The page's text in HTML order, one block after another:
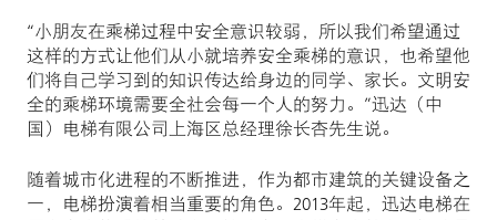
“小朋友在乘梯过程中安全意识较弱，所以我们希望通过
这样的方式让他们从小就培养安全乘梯的意识，也希望他
们将自己学习到的知识传达给身边的同学、家长。文明安
全的乘梯环境需要全社会每一个人的努力。”迅达（中
国）电梯有限公司上海区总经理徐长杏先生说。
随着城市化进程的不断推进，作为都市建筑的关键设备之
一，电梯扮演着相当重要的角色。2013年起，迅达电梯在